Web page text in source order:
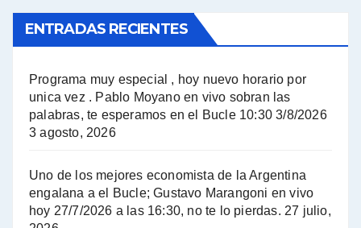
A mayor poder al empresariado le cuesta encontrar resistencia - Jose Urtubey con Jorge Gres
Hugo Yasky : Día de la Militancia - Hugo Yasky con Jorge Gres
ENTRADAS RECIENTES
Programa muy especial , hoy nuevo horario por
unica vez . Pablo Moyano en vivo sobran las
palabras, te esperamos en el Bucle 10:30 3/8/2026
3 agosto, 2026
Uno de los mejores economista de la Argentina
engalana a el Bucle; Gustavo Marangoni en vivo
hoy 27/7/2026 a las 16:30, no te lo pierdas. 27 julio,